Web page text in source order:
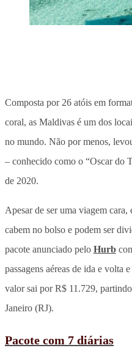
Composta por 26 atóis em
coral, as Maldivas é um dos
no mundo. Não por menos,
– conhecido como o “Oscar do
de 2020.
Apesar de ser uma viagem
cabem no bolso e podem ser
pacote anunciado pelo Hurb
passagens aéreas de ida e volta
valor sai por R$ 11.729,
Janeiro (RJ).
Pacote com 7 diárias